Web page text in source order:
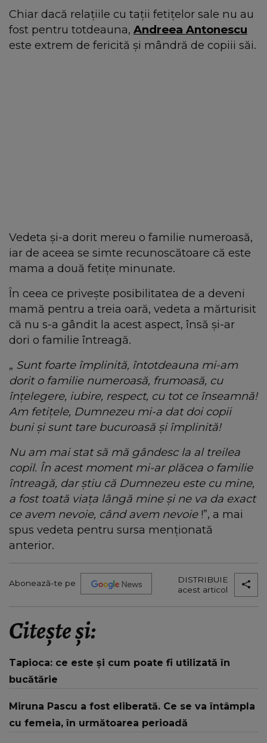
Chiar dacă relațiile cu tații fetițelor sale nu au
fost pentru totdeauna, Andreea Antonescu
este extrem de fericită și mândră de copiii săi.
Vedeta și-a dorit mereu o familie numeroasă,
iar de aceea se simte recunoscătoare că este
mama a două fetițe minunate.
În ceea ce privește posibilitatea de a deveni
mamă pentru a treia oară, vedeta a mărturisit
că nu s-a gândit la acest aspect, însă și-ar
dori o familie întreagă.
„ Sunt foarte împlinită, întotdeauna mi-am
dorit o familie numeroasă, frumoasă, cu
înțelegere, iubire, respect, cu tot ce înseamnă!
Am fetițele, Dumnezeu mi-a dat doi copii
buni și sunt tare bucuroasă și împlinită!
Nu am mai stat să mă gândesc la al treilea
copil. În acest moment mi-ar plăcea o familie
întreagă, dar știu că Dumnezeu este cu mine,
a fost toată viața lângă mine și ne va da exact
ce avem nevoie, când avem nevoie !”, a mai
spus vedeta pentru sursa menționată
anterior.
Abonează-te pe
DISTRIBUIE
acest articol
Citește și:
Tapioca: ce este și cum poate fi utilizată în
bucătărie
Miruna Pascu a fost eliberată. Ce se va întâmpla
cu femeia, în următoarea perioadă